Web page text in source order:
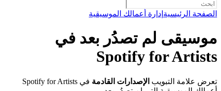
الصفحة الرئيسية إدارة أعمالك الموسيقية
موسيقى لم تصدُر بعد في
Spotify for Artists
تعرض علامة التبويب الإصدارات القادمة
في Spotify for Artists